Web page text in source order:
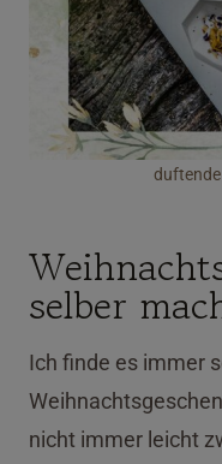
duftende
selber
Ich finde es immer
nicht immer leicht